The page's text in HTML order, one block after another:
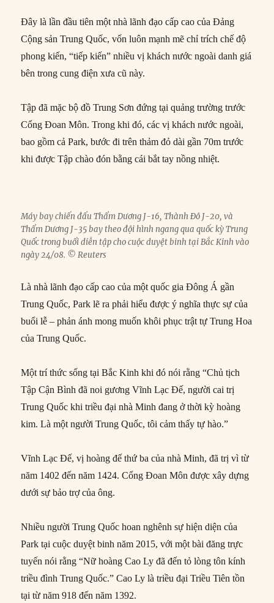
Đây là lần đầu tiên một nhà lãnh đạo cấp cao của Đảng
Cộng sản Trung Quốc, vốn luôn mạnh mẽ chỉ trích chế độ
phong kiến, “tiếp kiến” nhiều vị khách nước ngoài danh giá
bên trong cung điện xưa cũ này.
Tập đã mặc bộ đồ Trung Sơn đứng tại quảng trường trước
Cổng Đoan Môn. Trong khi đó, các vị khách nước ngoài,
bao gồm cả Park, bước đi trên thảm đỏ dài gần 70m trước
khi được Tập chào đón bằng cái bắt tay nồng nhiệt.
Máy bay chiến đấu Thẩm Dương J-16, Thành Đô J-20, và
Thẩm Dương J-35 bay theo đội hình ngang qua quốc kỳ Trung
Quốc trong buổi diễn tập cho cuộc duyệt binh tại Bắc Kinh vào
ngày 24/08. © Reuters
Là nhà lãnh đạo cấp cao của một quốc gia Đông Á gần
Trung Quốc, Park lẽ ra phải hiểu được ý nghĩa thực sự của
buổi lễ – phản ánh mong muốn khôi phục trật tự Trung Hoa
của Trung Quốc.
Một trí thức sống tại Bắc Kinh khi đó nói rằng “Chủ tịch
Tập Cận Bình đã noi gương Vĩnh Lạc Đế, người cai trị
Trung Quốc khi triều đại nhà Minh đang ở thời kỳ hoàng
kim. Là một người Trung Quốc, tôi cảm thấy tự hào.”
Vĩnh Lạc Đế, vị hoàng đế thứ ba của nhà Minh, đã trị vì từ
năm 1402 đến năm 1424. Cổng Đoan Môn được xây dựng
dưới sự bảo trợ của ông.
Nhiều người Trung Quốc hoan nghênh sự hiện diện của
Park tại cuộc duyệt binh năm 2015, với một bài đăng trực
tuyến nói rằng “Nữ hoàng Cao Ly đã đến tỏ lòng tôn kính
triều đình Trung Quốc.” Cao Ly là triều đại Triều Tiên tồn
tại từ năm 918 đến năm 1392.